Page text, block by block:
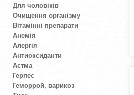
Для чоловіків
Очищення організму
Вітамінні препарати
Анемія
Алергія
Антиоксиданти
Астма
Герпес
Геморрой, варикоз